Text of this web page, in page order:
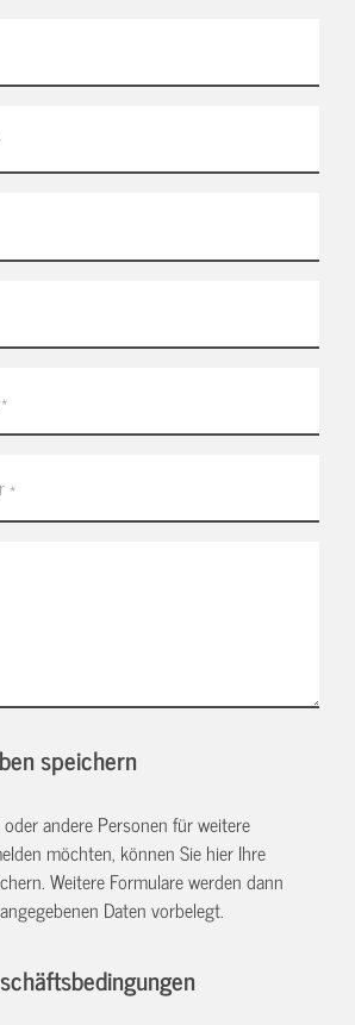
speichern
andere Personen für weitere
möchten, können Sie hier Ihre
Weitere Formulare werden dann
Daten vorbelegt.